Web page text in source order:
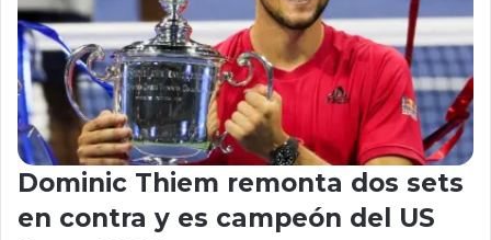
Dominic Thiem remonta dos sets
en contra y es campeón del US